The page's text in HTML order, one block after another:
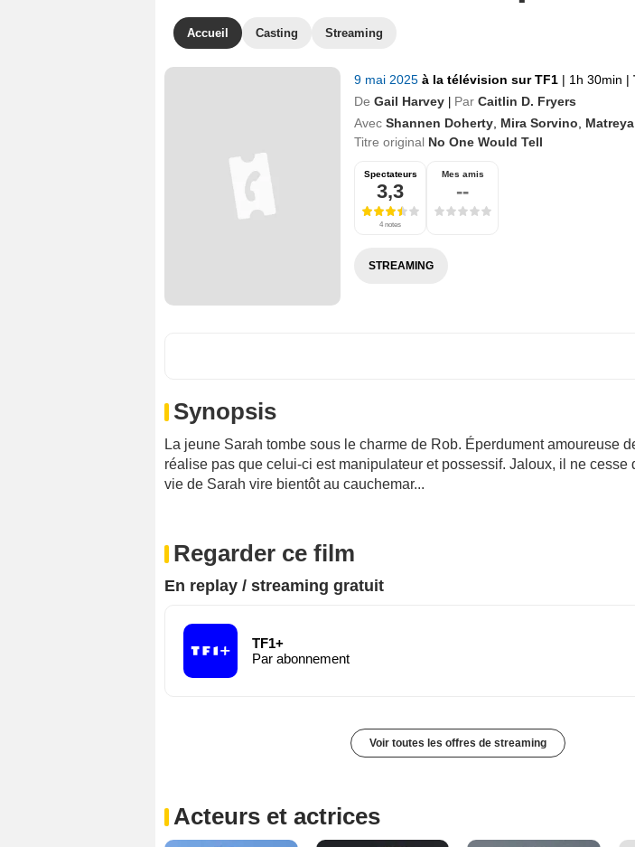
Accueil Casting Streaming
9 mai 2025 à la télévision sur TF1 | 1h 30min |
De Gail Harvey Par Caitlin D. Fryers
Avec Shannen Doherty Mira Sorvino
Titre original No One Would Tell
Spectateurs
3,3
4 notes
Mes amis
--
STREAMING
Synopsis
La jeune Sarah tombe sous le charme de Rob. Éperdument amoureuse
réalise pas que celui-ci est manipulateur et possessif. Jaloux, il ne cesse
vie de Sarah vire bientôt au cauchemar...
Regarder ce film
En replay / streaming gratuit
TF1+
Par abonnement
Voir toutes les offres de streaming
Acteurs et actrices